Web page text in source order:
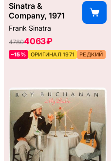
Sinatra &
Company, 1971
Frank Sinatra
47804063 ₽
–15% ОРИГИНАЛ 1971 РЕДКИЙ